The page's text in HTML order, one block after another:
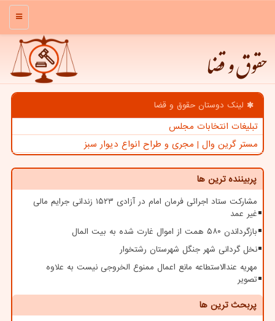
منو
حقوق و قضا
لینک دوستان حقوق و قضا
تبلیغات انتخابات مجلس
مستر گرین وال | مجری و طراح انواع دیوار سبز
پربیننده ترین ها
مشارکت ستاد اجرائی فرمان امام در آزادی ۱۵۲۳ زندانی جرایم مالی
غیر عمد
بازگرداندن ۵۸۰ همت از اموال غارت شده به بیت المال
نخل گردانی شهر جنگل شهرستان رشتخوار
مهریه عندالاستطاعه مانع اعمال ممنوع الخروجی نیست به علاوه
تصویر
پربحث ترین ها